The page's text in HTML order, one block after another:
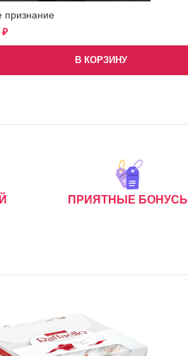
признание
₽
В КОРЗИНУ
ПРИЯТНЫЕ БОНУСЫ